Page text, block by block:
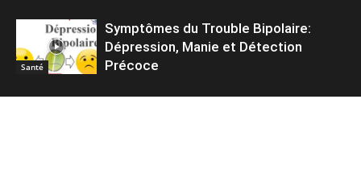
Santé
Symptômes du Trouble Bipolaire:
Dépression, Manie et Détection
Précoce